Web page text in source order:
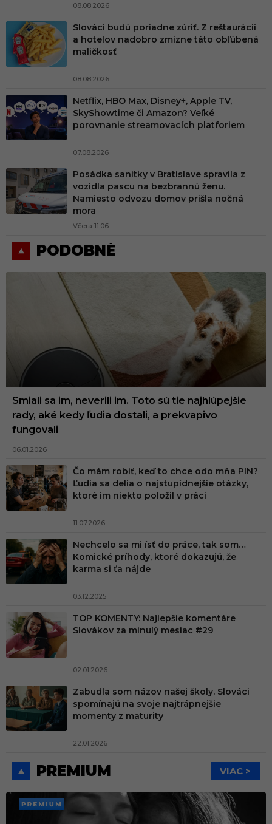
08.08.2026
Slováci budú poriadne zúriť. Z reštaurácií
a hotelov nadobro zmizne táto obľúbená
maličkosť
08.08.2026
Netflix, HBO Max, Disney+, Apple TV,
SkyShowtime či Amazon? Veľké
porovnanie streamovacích platforiem
07.08.2026
Posádka sanitky v Bratislave spravila z
vozidla pascu na bezbrannú ženu.
Namiesto odvozu domov prišla nočná
mora
Včera 11:06
PODOBNÉ
Smiali sa im, neverili im. Toto sú tie najhlúpejšie
rady, aké kedy ľudia dostali, a prekvapivo
fungovali
06.01.2026
Čo mám robiť, keď to chce odo mňa PIN?
Ľudia sa delia o najstupídnejšie otázky,
ktoré im niekto položil v práci
11.07.2026
Nechcelo sa mi ísť do práce, tak som…
Komické príhody, ktoré dokazujú, že
karma si ťa nájde
03.12.2025
TOP KOMENTY: Najlepšie komentáre
Slovákov za minulý mesiac #29
02.01.2026
Zabudla som názov našej školy. Slováci
spomínajú na svoje najtrápnejšie
momenty z maturity
22.01.2026
PREMIUM VIAC >
PREMI